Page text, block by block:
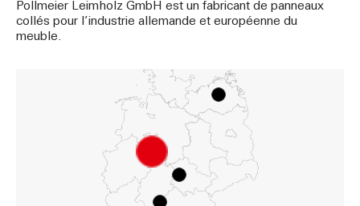
Pollmeier Leimholz GmbH est un fabricant de panneaux
collés pour l’industrie allemande et européenne du
meuble.